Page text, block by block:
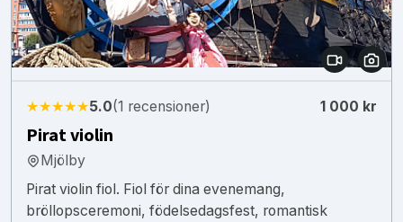
★★★★★5.0(1 recensioner) 1 000 kr
Pirat violin
Mjölby
Pirat violin fiol. Fiol för dina evenemang,
bröllopsceremoni, födelsedagsfest, romantisk